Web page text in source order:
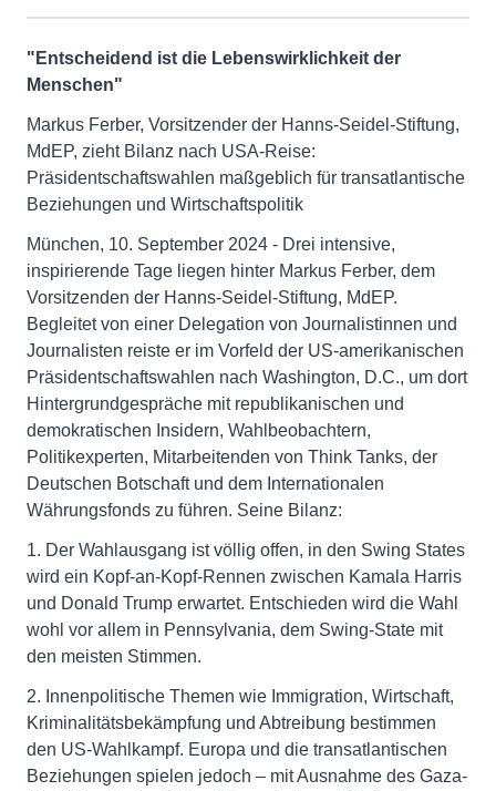
"Entscheidend ist die Lebenswirklichkeit der
Menschen"
Markus Ferber, Vorsitzender der Hanns-Seidel-Stiftung,
MdEP, zieht Bilanz nach USA-Reise:
Präsidentschaftswahlen maßgeblich für transatlantische
Beziehungen und Wirtschaftspolitik
München, 10. September 2024 - Drei intensive,
inspirierende Tage liegen hinter Markus Ferber, dem
Vorsitzenden der Hanns-Seidel-Stiftung, MdEP.
Begleitet von einer Delegation von Journalistinnen und
Journalisten reiste er im Vorfeld der US-amerikanischen
Präsidentschaftswahlen nach Washington, D.C., um dort
Hintergrundgespräche mit republikanischen und
demokratischen Insidern, Wahlbeobachtern,
Politikexperten, Mitarbeitenden von Think Tanks, der
Deutschen Botschaft und dem Internationalen
Währungsfonds zu führen. Seine Bilanz:
1. Der Wahlausgang ist völlig offen, in den Swing States
wird ein Kopf-an-Kopf-Rennen zwischen Kamala Harris
und Donald Trump erwartet. Entschieden wird die Wahl
wohl vor allem in Pennsylvania, dem Swing-State mit
den meisten Stimmen.
2. Innenpolitische Themen wie Immigration, Wirtschaft,
Kriminalitätsbekämpfung und Abtreibung bestimmen
den US-Wahlkampf. Europa und die transatlantischen
Beziehungen spielen jedoch – mit Ausnahme des Gaza-